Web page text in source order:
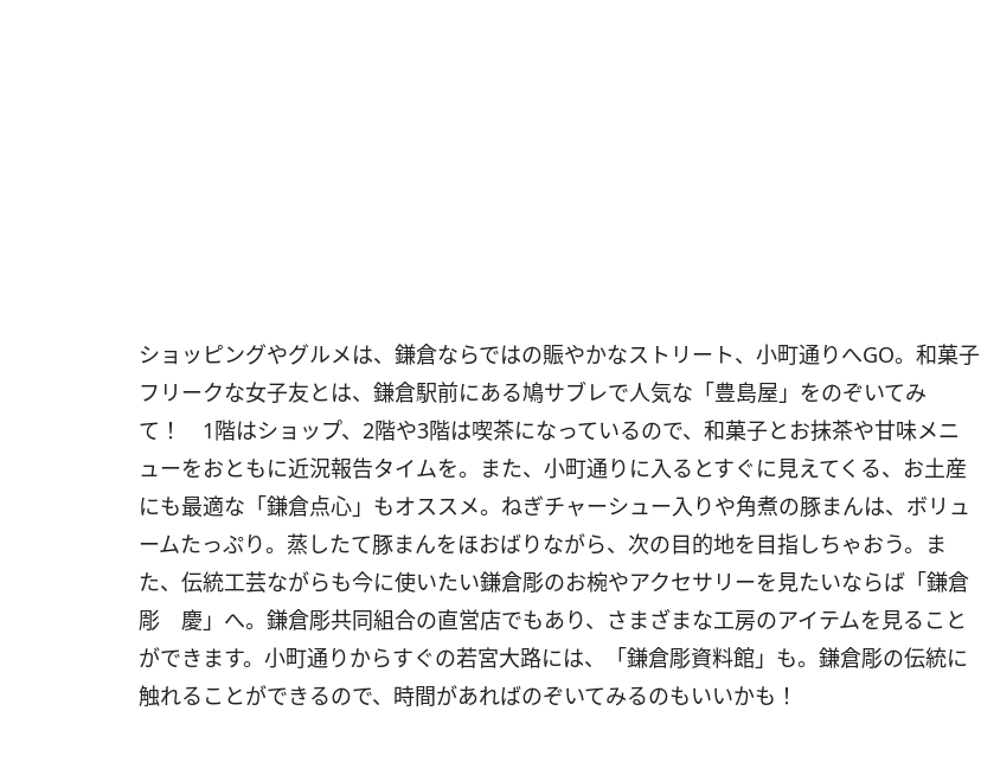
ショッピングやグルメは、鎌倉ならではの賑やかなストリート、小町通りへGO。和菓子
フリークな女子友とは、鎌倉駅前にある鳩サブレで人気な「豊島屋」をのぞいてみ
て！ 1階はショップ、2階や3階は喫茶になっているので、和菓子とお抹茶や甘味メニ
ューをおともに近況報告タイムを。また、小町通りに入るとすぐに見えてくる、お土産
にも最適な「鎌倉点心」もオススメ。ねぎチャーシュー入りや角煮の豚まんは、ボリュ
ームたっぷり。蒸したて豚まんをほおばりながら、次の目的地を目指しちゃおう。ま
た、伝統工芸ながらも今に使いたい鎌倉彫のお椀やアクセサリーを見たいならば「鎌倉
彫 慶」へ。鎌倉彫共同組合の直営店でもあり、さまざまな工房のアイテムを見ること
ができます。小町通りからすぐの若宮大路には、「鎌倉彫資料館」も。鎌倉彫の伝統に
触れることができるので、時間があればのぞいてみるのもいいかも！